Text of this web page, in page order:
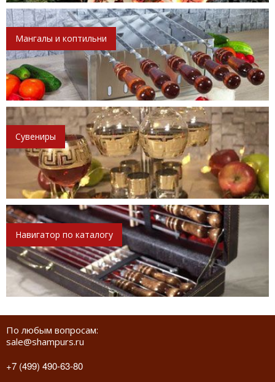
Мангалы и коптильни
Сувениры
Навигатор по каталогу
По любым вопросам:
sale@shampurs.ru
+7 (499) 490-63-80